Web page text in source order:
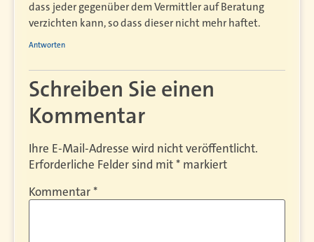
dass jeder gegenüber dem Vermittler auf Beratung
verzichten kann, so dass dieser nicht mehr haftet.
Antworten
Schreiben Sie einen
Kommentar
Ihre E-Mail-Adresse wird nicht veröffentlicht.
Erforderliche Felder sind mit* markiert
Kommentar*